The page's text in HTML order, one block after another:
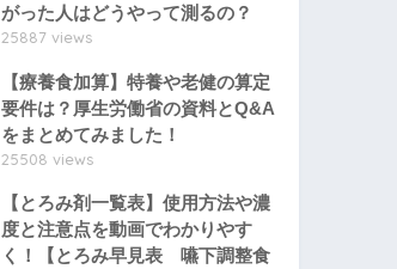
がった人はどうやって測るの？
25887 views
【療養食加算】特養や老健の算定
要件は？厚生労働省の資料とQ&A
をまとめてみました！
25508 views
【とろみ剤一覧表】使用方法や濃
度と注意点を動画でわかりやす
く！【とろみ早見表 嚥下調整食